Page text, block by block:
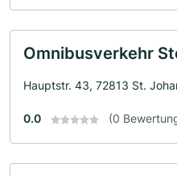
Omnibusverkehr
Hauptstr. 43, 72813 St.
0.0 (0